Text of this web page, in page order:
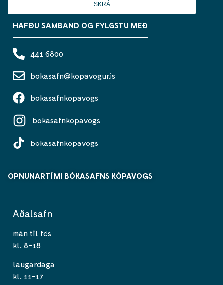
SKRÁ
HAFÐU SAMBAND OG FYLGSTU MEÐ
441 6800
bokasafn@kopavogur.is
bokasafnkopavogs
bokasafnkopavogs
bokasafnkopavogs
OPNUNARTÍMI BÓKASAFNS KÓPAVOGS
Aðalsafn
mán til fös
kl. 8-18
laugardaga
kl. 11-17